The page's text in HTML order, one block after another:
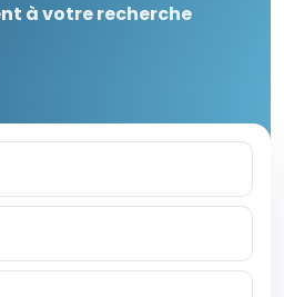
à votre recherche